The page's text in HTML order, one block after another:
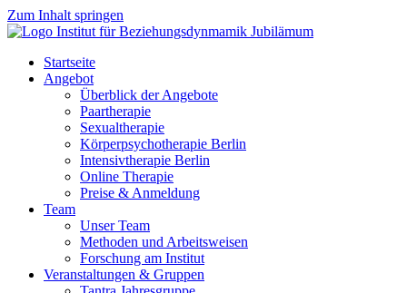
Zum Inhalt springen
Startseite
Angebot
Überblick der Angebote
Paartherapie
Sexualtherapie
Körperpsychotherapie Berlin
Intensivtherapie Berlin
Online Therapie
Preise & Anmeldung
Team
Unser Team
Methoden und Arbeitsweisen
Forschung am Institut
Veranstaltungen & Gruppen